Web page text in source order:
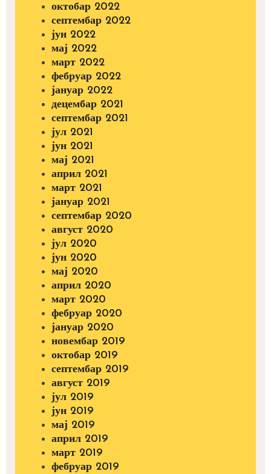
октобар 2022
септембар 2022
јун 2022
мај 2022
март 2022
фебруар 2022
јануар 2022
децембар 2021
септембар 2021
јул 2021
јун 2021
мај 2021
април 2021
март 2021
јануар 2021
септембар 2020
август 2020
јул 2020
јун 2020
мај 2020
април 2020
март 2020
фебруар 2020
јануар 2020
новембар 2019
октобар 2019
септембар 2019
август 2019
јул 2019
јун 2019
мај 2019
април 2019
март 2019
фебруар 2019